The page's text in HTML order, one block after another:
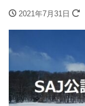
2021年7月31日